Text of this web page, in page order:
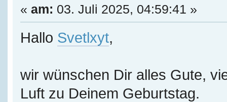
« am: 03. Juli 2025, 04:59:41 »
Hallo Svetlxyt,
wir wünschen Dir alles Gute,
Luft zu Deinem Geburtstag.